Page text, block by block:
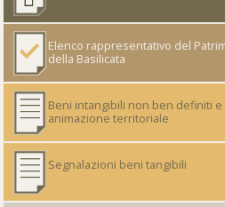
Elenco rappresentativo del
della Basilicata
Beni intangibili non ben definiti
animazione territoriale
Segnalazioni beni tangibili